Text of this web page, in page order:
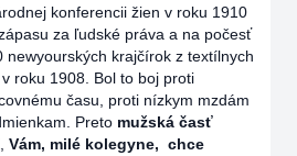
konferencii žien v roku 1910
za ľudské práva a na počesť
newyourských krajčírok z textílnych
roku 1908. Bol to boj proti
času, proti nízkym mzdám
Preto mužská časť
Vám, milé kolegyne, chce